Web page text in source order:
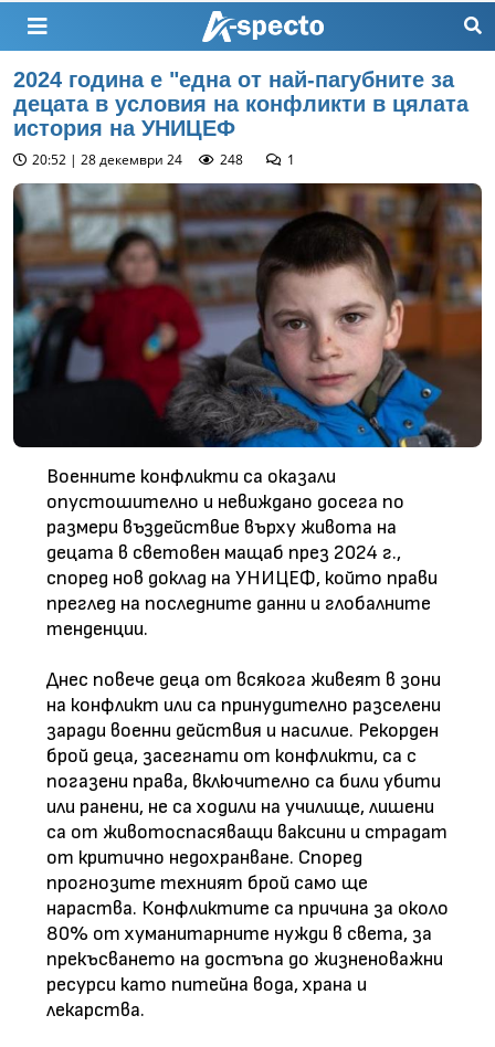
2024 година e "една от най-пагубните за
децата в условия на конфликти в цялата
история на УНИЦЕФ
20:52 | 28 декември 24 248 1
Военните конфликти са оказали
опустошително и невиждано досега по
размери въздействие върху живота на
децата в световен мащаб през 2024 г.,
според нов доклад на УНИЦЕФ, който прави
преглед на последните данни и глобалните
тенденции.
Днес повече деца от всякога живеят в зони
на конфликт или са принудително разселени
заради военни действия и насилие. Рекорден
брой деца, засегнати от конфликти, са с
погазени права, включително са били убити
или ранени, не са ходили на училище, лишени
са от животоспасяващи ваксини и страдат
от критично недохранване. Според
прогнозите техният брой само ще
нараства. Конфликтите са причина за около
80% от хуманитарните нужди в света, за
прекъсването на достъпа до жизненоважни
ресурси като питейна вода, храна и
лекарства.